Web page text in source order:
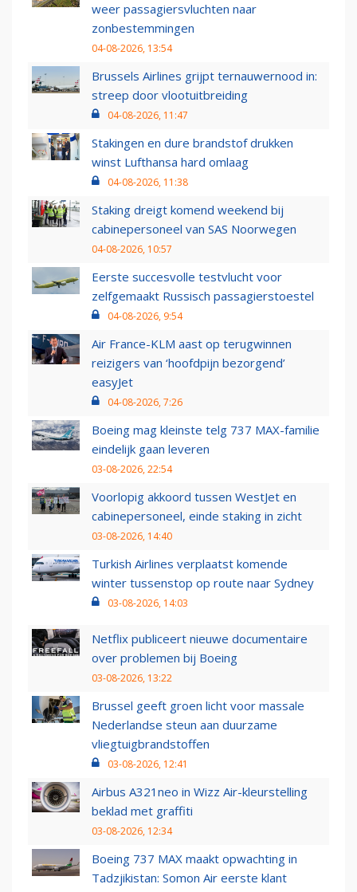
weer passagiersvluchten naar
zonbestemmingen
04-08-2026, 13:54
Brussels Airlines grijpt ternauwernood in:
streep door vlootuitbreiding
04-08-2026, 11:47
Stakingen en dure brandstof drukken
winst Lufthansa hard omlaag
04-08-2026, 11:38
Staking dreigt komend weekend bij
cabinepersoneel van SAS Noorwegen
04-08-2026, 10:57
Eerste succesvolle testvlucht voor
zelfgemaakt Russisch passagierstoestel
04-08-2026, 9:54
Air France-KLM aast op terugwinnen
reizigers van ‘hoofdpijn bezorgend’
easyJet
04-08-2026, 7:26
Boeing mag kleinste telg 737 MAX-familie
eindelijk gaan leveren
03-08-2026, 22:54
Voorlopig akkoord tussen WestJet en
cabinepersoneel, einde staking in zicht
03-08-2026, 14:40
Turkish Airlines verplaatst komende
winter tussenstop op route naar Sydney
03-08-2026, 14:03
Netflix publiceert nieuwe documentaire
over problemen bij Boeing
03-08-2026, 13:22
Brussel geeft groen licht voor massale
Nederlandse steun aan duurzame
vliegtuigbrandstoffen
03-08-2026, 12:41
Airbus A321neo in Wizz Air-kleurstelling
beklad met graffiti
03-08-2026, 12:34
Boeing 737 MAX maakt opwachting in
Tadzjikistan: Somon Air eerste klant